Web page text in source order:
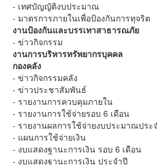
- เทศบัญญัติงบประมาณ
- มาตรการภายในเพื่อป้องกันการทุจริต
งานป้องกันและบรรเทาสาธารณภัย
- ข่าวกิจกรรม
งานการบริหารทรัพยากรบุคคล
กองคลัง
- ข่าวกิจกรรมคลัง
- ข่าวประชาสัมพันธ์
- รายงานการควบคุมภายใน
- รายงานการใช้จ่ายรอบ 6 เดือน
- รายงานผลการใช้จ่ายงบประมาณประ
- แผนการใช้จ่ายเงิน
- งบแสดงฐานะการเงิน รอบ 6 เดือน
- งบแสดงฐานะการเงิน ประจำปี